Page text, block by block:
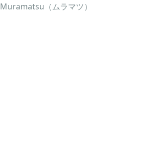
Muramatsu（ムラマツ）